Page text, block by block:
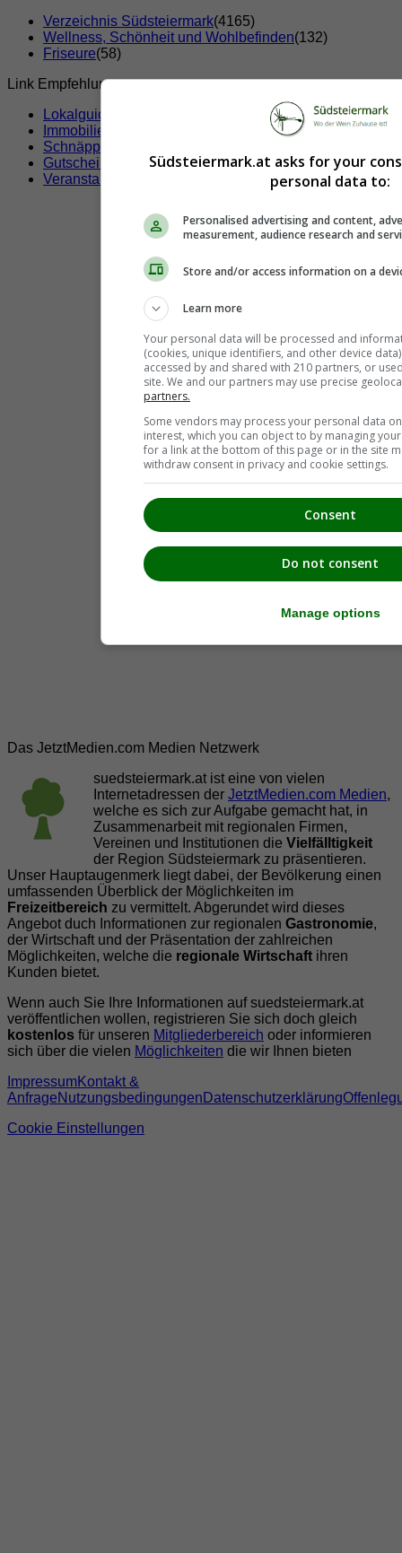
Verzeichnis Südsteiermark(4165)
Wellness, Schönheit und Wohlbefinden(132)
Friseure(58)
Link Empfehlungen
Lokalguide
Immobilien
Schnäppchen
Gutscheine & Rabatte
Veranstaltungen
Das JetztMedien.com Medien Netzwerk
suedsteiermark.at ist eine von vielen
Internetadressen der JetztMedien.com Medien,
welche es sich zur Aufgabe gemacht hat, in
Zusammenarbeit mit regionalen Firmen,
Vereinen und Institutionen die Vielfälltigkeit
der Region Südsteiermark zu präsentieren.
Unser Hauptaugenmerk liegt dabei, der Bevölkerung einen
umfassenden Überblick der Möglichkeiten im
Freizeitbereich zu vermittelt. Abgerundet wird dieses
Angebot duch Informationen zur regionalen Gastronomie,
der Wirtschaft und der Präsentation der zahlreichen
Möglichkeiten, welche die regionale Wirtschaft ihren
Kunden bietet.
Wenn auch Sie Ihre Informationen auf suedsteiermark.at
veröffentlichen wollen, registrieren Sie sich doch gleich
kostenlos für unseren Mitgliederbereich oder informieren
sich über die vielen Möglichkeiten die wir Ihnen bieten
ImpressumKontakt &
AnfrageNutzungsbedingungen Datenschutzerklärung
Cookie Einstellungen
Südsteiermark.at asks for your
personal data to:
Personalised advertising and content,
measurement, audience research and
Store and/or access information on a
Learn more
Your personal data will be processed and
(cookies, unique identifiers, and other device
accessed by and shared with 210 partners, or
site. We and our partners may use precise
partners.
Some vendors may process your personal data
interest, which you can object to by managing
for a link at the bottom of this page or in the site
withdraw consent in privacy and cookie settings.
Consent
Do not consent
Manage options